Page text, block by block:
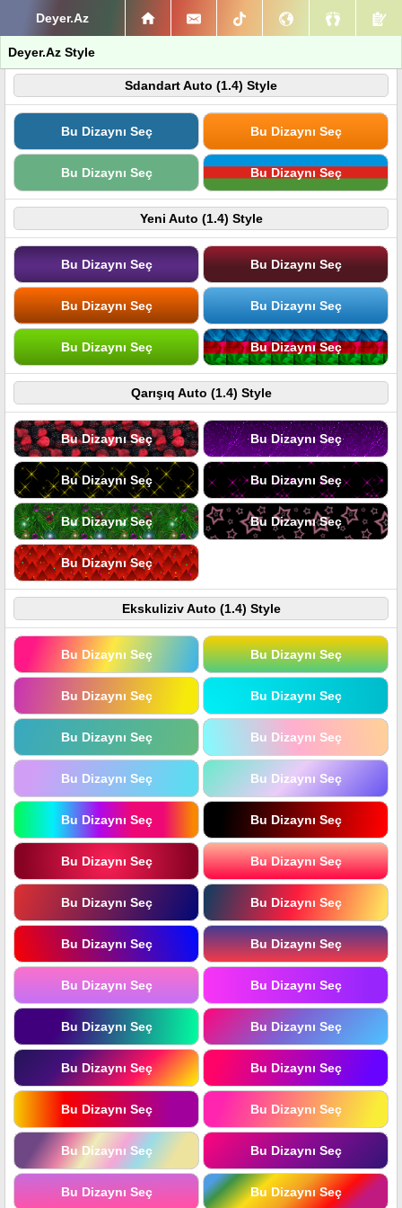
Deyer.Az
Deyer.Az Style
Sdandart Auto (1.4) Style
Bu Dizaynı Seç Bu Dizaynı Seç
Bu Dizaynı Seç Bu Dizaynı Seç
Yeni Auto (1.4) Style
Bu Dizaynı Seç Bu Dizaynı Seç
Bu Dizaynı Seç Bu Dizaynı Seç
Bu Dizaynı Seç Bu Dizaynı Seç
Qarışıq Auto (1.4) Style
Bu Dizaynı Seç Bu Dizaynı Seç
Bu Dizaynı Seç Bu Dizaynı Seç
Bu Dizaynı Seç Bu Dizaynı Seç
Bu Dizaynı Seç
Ekskuliziv Auto (1.4) Style
Bu Dizaynı Seç Bu Dizaynı Seç
Bu Dizaynı Seç Bu Dizaynı Seç
Bu Dizaynı Seç Bu Dizaynı Seç
Bu Dizaynı Seç Bu Dizaynı Seç
Bu Dizaynı Seç Bu Dizaynı Seç
Bu Dizaynı Seç Bu Dizaynı Seç
Bu Dizaynı Seç Bu Dizaynı Seç
Bu Dizaynı Seç Bu Dizaynı Seç
Bu Dizaynı Seç Bu Dizaynı Seç
Bu Dizaynı Seç Bu Dizaynı Seç
Bu Dizaynı Seç Bu Dizaynı Seç
Bu Dizaynı Seç Bu Dizaynı Seç
Bu Dizaynı Seç Bu Dizaynı Seç
Bu Dizaynı Seç Bu Dizaynı Seç